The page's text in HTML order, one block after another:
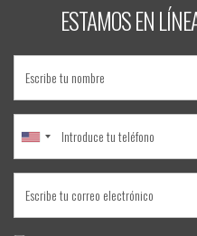
ESTAMOS EN